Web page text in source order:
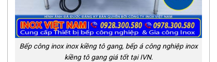
Bếp công inox inox kiềng tô gang, bếp á công nghiệp inox
kiềng tô gang giá tốt tại IVN.